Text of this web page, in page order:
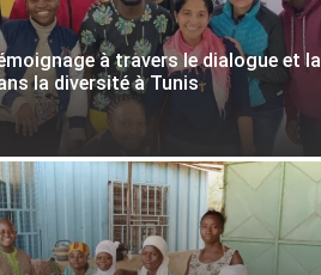
à travers le dialogue et la
la diversité à Tunis